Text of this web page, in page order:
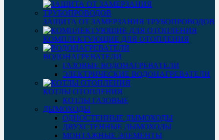
ЗАЩИТА ОТ ЗАМЕРЗАНИЯ ТРУБОПРОВОДОВ
КОМПЛЕКТУЮЩИЕ ДЛЯ ОТОПЛЕНИЯ
ВОДОНАГРЕВАТЕЛИ
ГАЗОВЫЕ ВОДОНАГРЕВАТЕЛИ
ЭЛЕКТРИЧЕСКИЕ ВОДОНАГРЕВАТЕЛИ
КОТЛЫ ОТОПЛЕНИЯ
КОТЛЫ ГАЗОВЫЕ
ДЫМОХОДЫ
ОДНОСТЕННЫЕ ДЫМОХОДЫ
ДВУХСТЕННЫЕ ДЫМОХОДЫ
МОНТАЖНЫЕ ЭЛЕМЕНТЫ